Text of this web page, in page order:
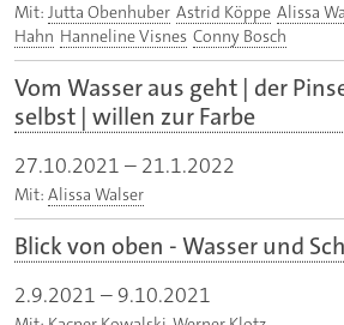
Mit: Jutta Obenhuber Astrid Köppe Alissa
Hahn Hanneline Visnes Conny Bosch
Vom Wasser aus geht | der
selbst | willen zur Farbe
27.10.2021 – 21.1.2022
Mit: Alissa Walser
Blick von oben - Wasser und
2.9.2021 – 9.10.2021